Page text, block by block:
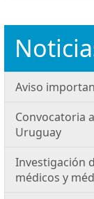
Aviso
Convocatoria
Uruguay
Investigación
médicos y